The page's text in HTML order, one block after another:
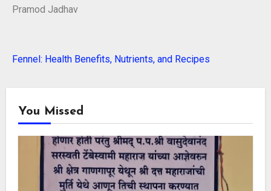
Pramod Jadhav
Fennel: Health Benefits, Nutrients, and Recipes
You Missed